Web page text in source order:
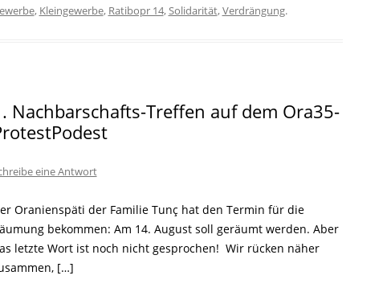
, Kleingewerbe, Ratibopr 14,Solidarität,Verdrängung.
Nachbarschafts-Treffen auf dem Ora35-
eine Antwort
Oranienspäti der Familie Tunç hat den Termin für die
bekommen: Am 14. August soll geräumt werden. Aber
letzte Wort ist noch nicht gesprochen! Wir rücken näher
[…]